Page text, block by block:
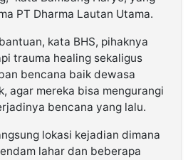
PT Dharma Lautan Utama.
kata BHS, pihaknya
trauma healing sekaligus
bencana baik dewasa
agar mereka bisa mengurangi
bencana yang lalu.
lokasi kejadian dimana
lahar dan beberapa